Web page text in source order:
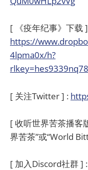
[ 《疫年纪事》下载 ]
https://
4lpma0x/h?
[ 关注Twitter ] :
[ 收听世界苦茶播客
界苦茶”或“World
[ 加入Discord社群 ] :